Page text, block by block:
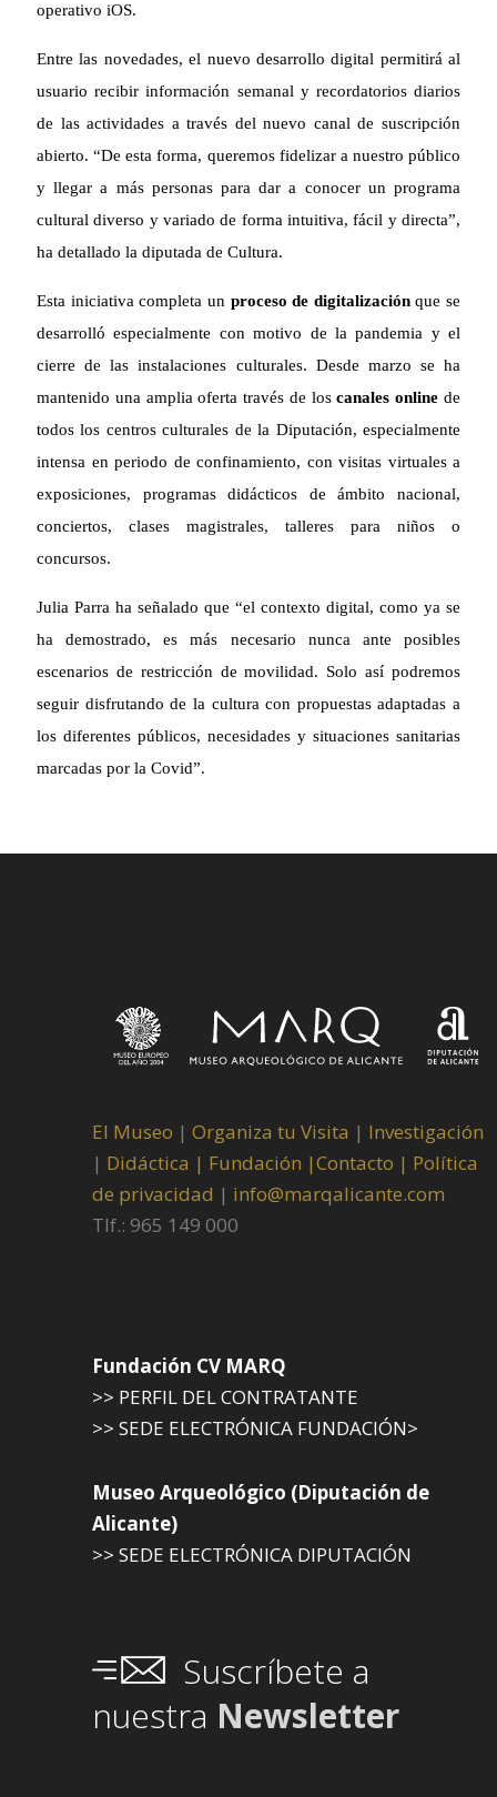
operativo iOS.
Entre las novedades, el nuevo desarrollo digital permitirá al
usuario recibir información semanal y recordatorios diarios
de las actividades a través del nuevo canal de suscripción
abierto. “De esta forma, queremos fidelizar a nuestro público
y llegar a más personas para dar a conocer un programa
cultural diverso y variado de forma intuitiva, fácil y directa”,
ha detallado la diputada de Cultura.
Esta iniciativa completa un proceso de digitalizaciónque se
desarrolló especialmente con motivo de la pandemia y el
cierre de las instalaciones culturales. Desde marzo se ha
mantenido una amplia oferta través de loscanales online de
todos los centros culturales de la Diputación, especialmente
intensa en periodo de confinamiento, con visitas virtuales a
exposiciones, programas didácticos de ámbito nacional,
conciertos, clases magistrales, talleres para niños o
concursos.
Julia Parra ha señalado que “el contexto digital, como ya se
ha demostrado, es más necesario nunca ante posibles
escenarios de restricción de movilidad. Solo así podremos
seguir disfrutando de la cultura con propuestas adaptadas a
los diferentes públicos, necesidades y situaciones sanitarias
marcadas por la Covid”.
El Museo | Organiza tu Visita | Investigación
| Didáctica | Fundación |Contacto | Política
de privacidad | info@marqalicante.com
Tlf.: 965 149 000
Fundación CV MARQ
>> PERFIL DEL CONTRATANTE
>> SEDE ELECTRÓNICA FUNDACIÓN>
Museo Arqueológico (Diputación de
Alicante)
>> SEDE ELECTRÓNICA DIPUTACIÓN
Suscríbete a
nuestra Newsletter